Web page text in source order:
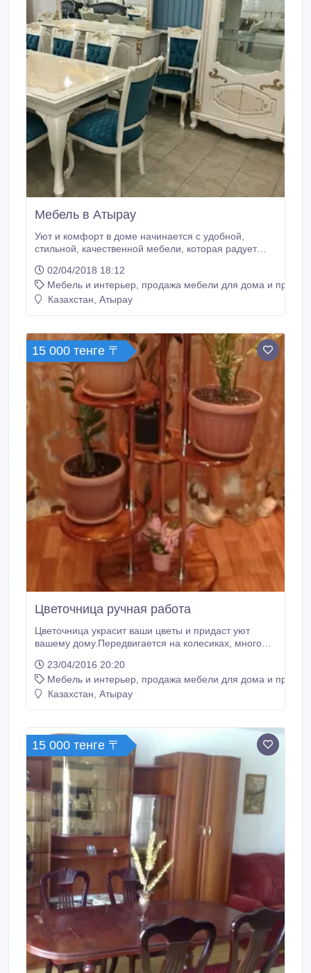
Мебель в Атырау
Уют и комфорт в доме начинается с удобной,
стильной, качественной мебели, которая радует
предметы производятся из ценных пород
древесины. Турецкая мебель не только красивая,
но и удобная. Эргономичность и высокое качество
02/04/2018 18:12
Мебель и интерьер, продажа мебели для дома и
Казахстан, Атырау
15 000 тенге 〒
Цветочница ручная работа
Цветочница украсит ваши цветы и придаст уют
вашему дому.Передвигается на колесиках, много
23/04/2016 20:20
Мебель и интерьер, продажа мебели для дома и
Казахстан, Атырау
15 000 тенге 〒